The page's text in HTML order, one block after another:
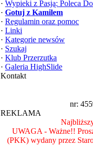
· Wypieki z Pasją: Poleca
· Gotuj z Kamilem
· Regulamin oraz pomoc
· Linki
· Kategorie newsów
· Szukaj
· Klub Przerzutka
· Galeria HighSlide
Kontakt
nr:
REKLAMA
UWAGA - Ważne!!
(PKK) wydany przez